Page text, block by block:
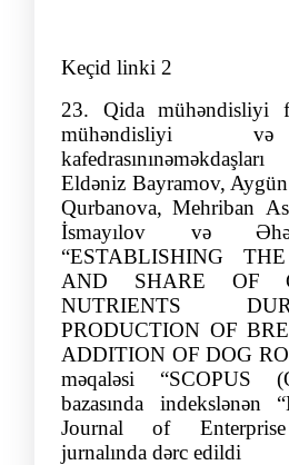
Keçid linki 2
23.
Qida mühəndisliyi
mühəndisliyi və
kafedrasınınəməkdaşları
Eldəniz Bayramov, Aygün
Qurbanova, Mehriban
İsmayılov və
“ESTABLISHING
AND SHARE OF
NUTRIENTS
PRODUCTION OF
ADDITION OF DOG
məqaləsi “SCOPUS
bazasında indekslənən
Journal of Enterprise
jurnalında dərc edildi